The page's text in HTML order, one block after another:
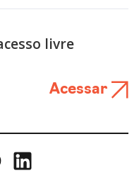
livre
Acessar